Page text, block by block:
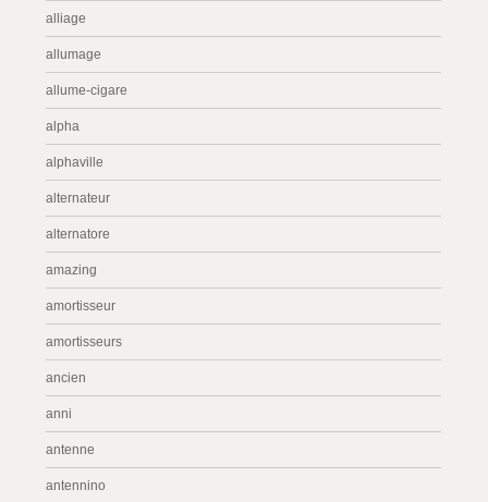
alliage
allumage
allume-cigare
alpha
alphaville
alternateur
alternatore
amazing
amortisseur
amortisseurs
ancien
anni
antenne
antennino